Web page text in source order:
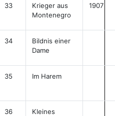
33
Krieger aus
Montenegro
1907
34
Bildnis einer
Dame
35 Im Harem
36
Kleines